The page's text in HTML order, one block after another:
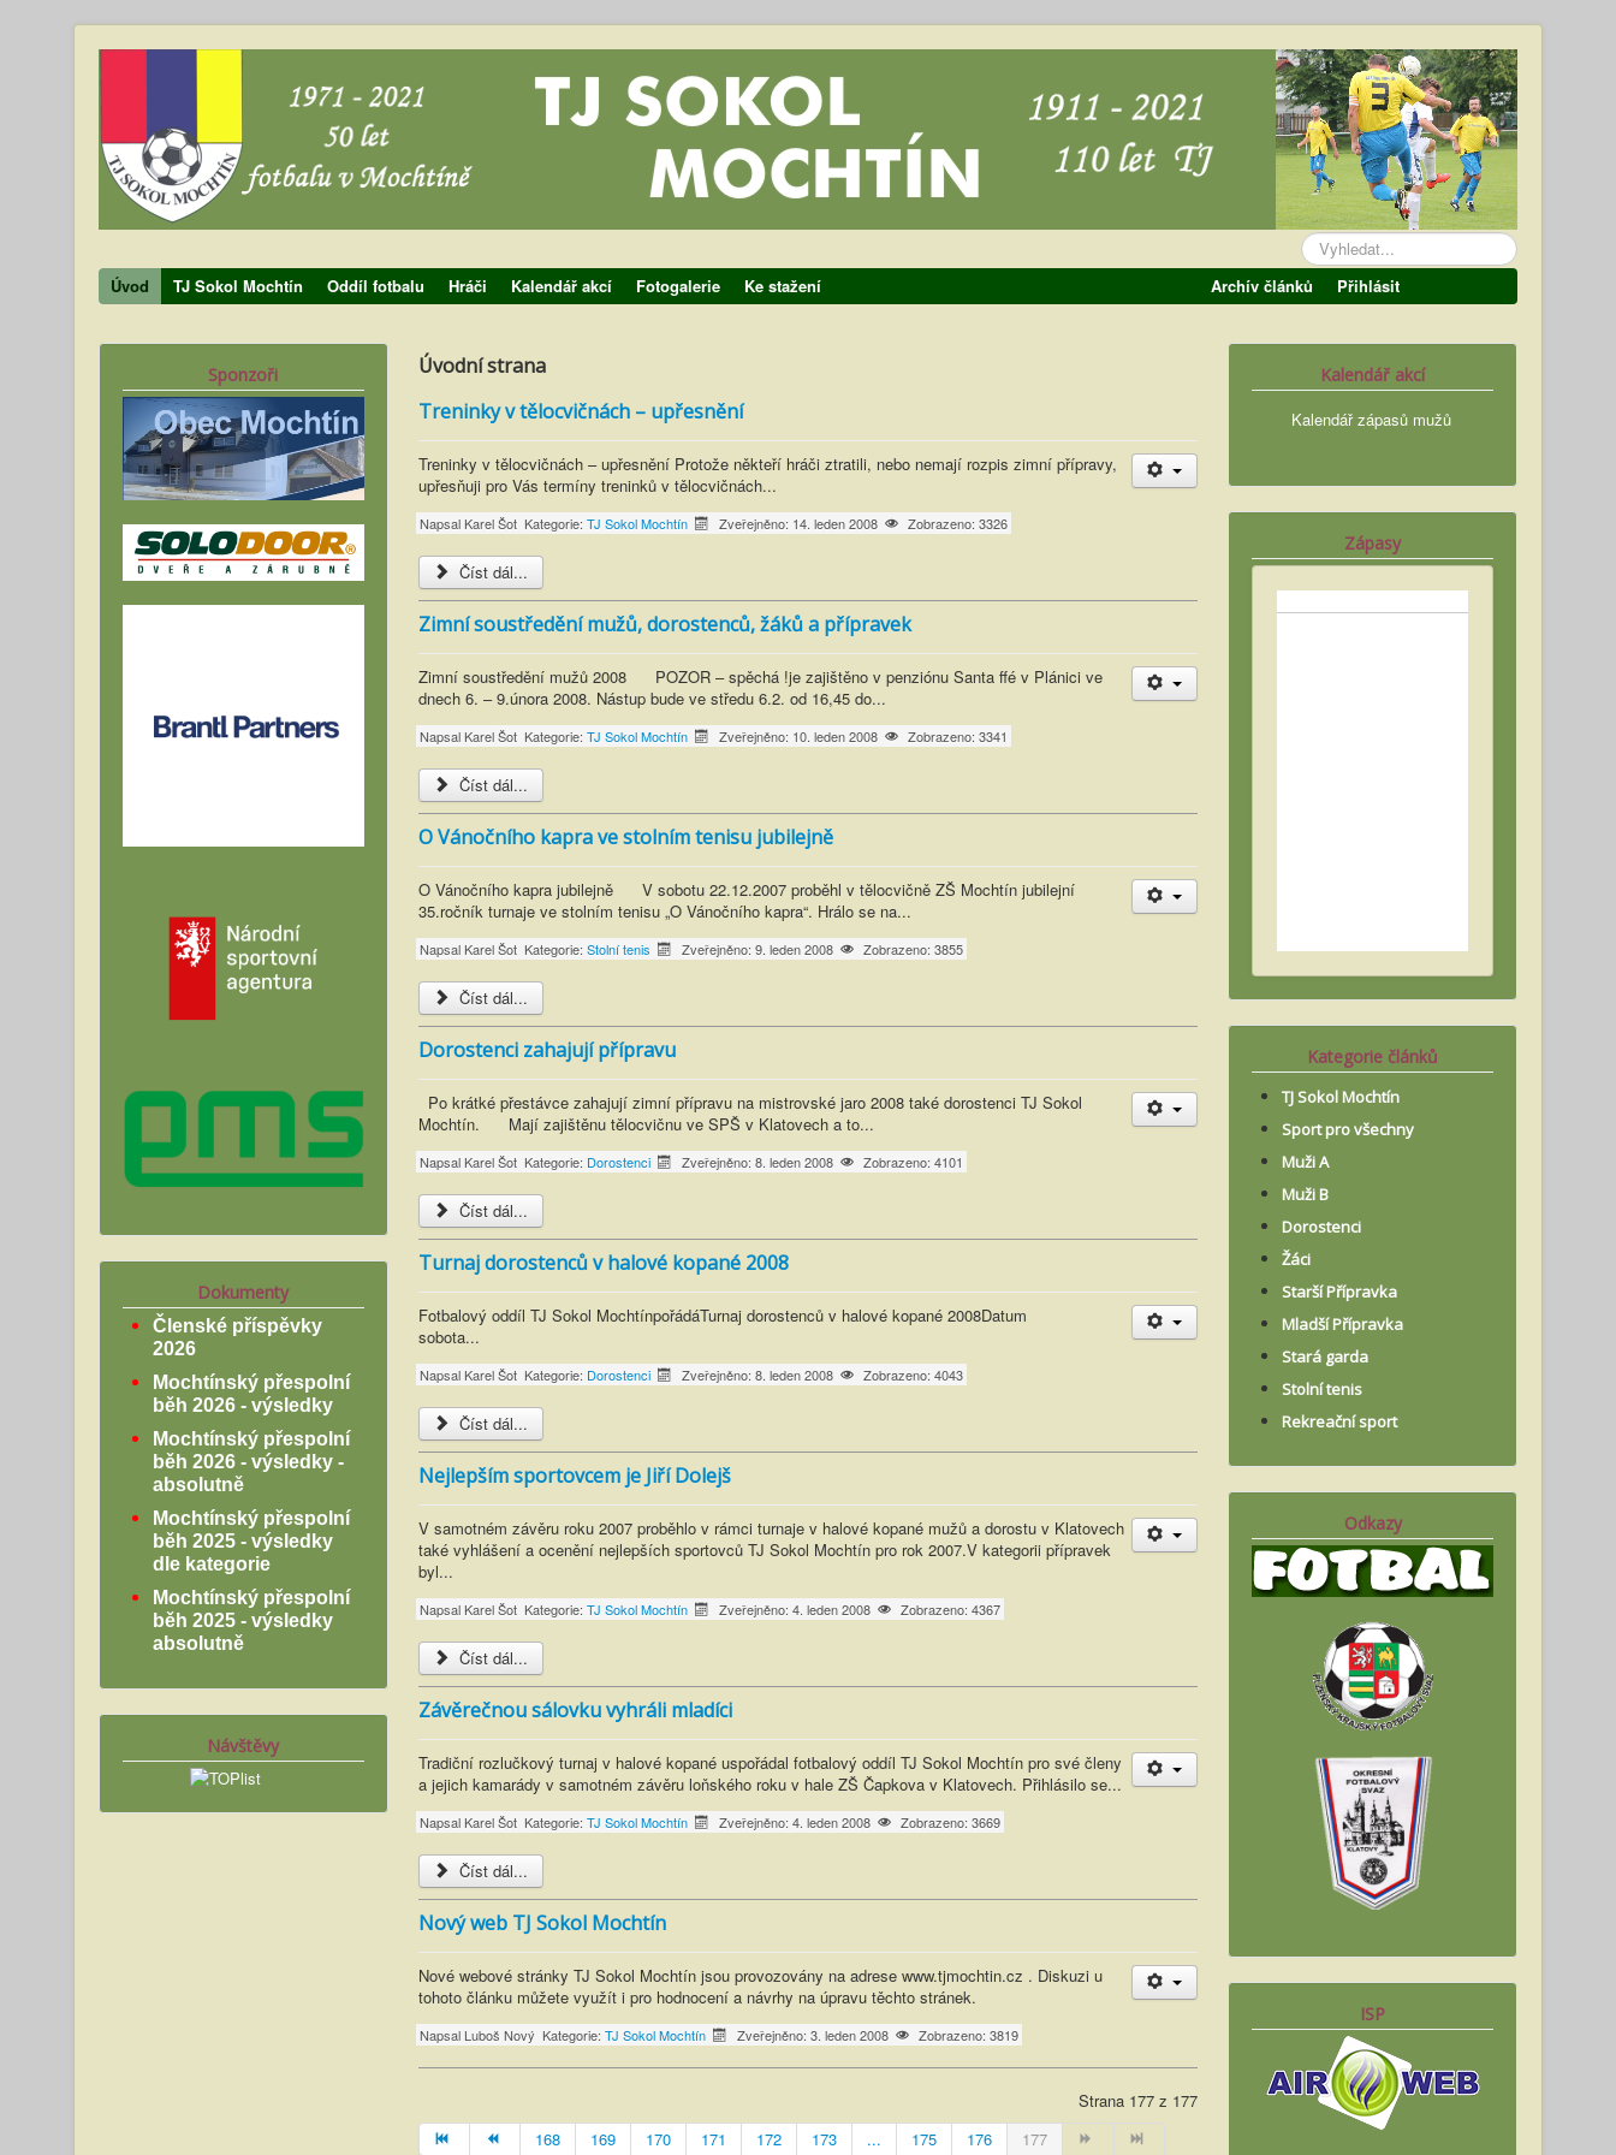
Vyhledávání...
Úvod
TJ Sokol Mochtín Oddíl fotbalu Hráči Kalendář akcí Fotogalerie Ke stažení Archív článků Přihlásit
Sponzoři
Dokumenty
Členské příspěvky
2026
Mochtínský přespolní
běh 2026 - výsledky
Mochtínský přespolní
běh 2026 - výsledky -
absolutně
Mochtínský přespolní
běh 2025 - výsledky
dle kategorie
Mochtínský přespolní
běh 2025 - výsledky
absolutně
Návštěvy
Úvodní strana
Treninky v tělocvičnách – upřesnění
Treninky v tělocvičnách – upřesnění Protože někteří hráči ztratili, nebo nemají rozpis zimní přípravy,
upřesňuji pro Vás termíny treninků v tělocvičnách...
Napsal Karel Šot Kategorie: TJ Sokol Mochtín Zveřejněno: 14. leden 2008 Zobrazeno: 3326
Číst dál...
Zimní soustředění mužů, dorostenců, žáků a přípravek
Zimní soustředění mužů 2008 POZOR – spěchá !je zajištěno v penziónu Santa ffé v Plánici ve
dnech 6. – 9.února 2008. Nástup bude ve středu 6.2. od 16,45 do...
Napsal Karel Šot Kategorie: TJ Sokol Mochtín Zveřejněno: 10. leden 2008 Zobrazeno: 3341
Číst dál...
O Vánočního kapra ve stolním tenisu jubilejně
O Vánočního kapra jubilejně V sobotu 22.12.2007 proběhl v tělocvičně ZŠ Mochtín jubilejní
35.ročník turnaje ve stolním tenisu „O Vánočního kapra“. Hrálo se na...
Napsal Karel Šot Kategorie: Stolní tenis Zveřejněno: 9. leden 2008 Zobrazeno: 3855
Číst dál...
Dorostenci zahajují přípravu
Po krátké přestávce zahajují zimní přípravu na mistrovské jaro 2008 také dorostenci TJ Sokol
Mochtín. Mají zajištěnu tělocvičnu ve SPŠ v Klatovech a to...
Napsal Karel Šot Kategorie: Dorostenci Zveřejněno: 8. leden 2008 Zobrazeno: 4101
Číst dál...
Turnaj dorostenců v halové kopané 2008
Fotbalový oddíl TJ Sokol MochtínpořádáTurnaj dorostenců v halové kopané 2008Datum
sobota...
Napsal Karel Šot Kategorie: Dorostenci Zveřejněno: 8. leden 2008 Zobrazeno: 4043
Číst dál...
Nejlepším sportovcem je Jiří Dolejš
V samotném závěru roku 2007 proběhlo v rámci turnaje v halové kopané mužů a dorostu v Klatovech
také vyhlášení a ocenění nejlepších sportovců TJ Sokol Mochtín pro rok 2007.V kategorii přípravek
byl...
Napsal Karel Šot Kategorie: TJ Sokol Mochtín Zveřejněno: 4. leden 2008 Zobrazeno: 4367
Číst dál...
Závěrečnou sálovku vyhráli mladíci
Tradiční rozlučkový turnaj v halové kopané uspořádal fotbalový oddíl TJ Sokol Mochtín pro své členy
a jejich kamarády v samotném závěru loňského roku v hale ZŠ Čapkova v Klatovech. Přihlásilo se...
Napsal Karel Šot Kategorie: TJ Sokol Mochtín Zveřejněno: 4. leden 2008 Zobrazeno: 3669
Číst dál...
Nový web TJ Sokol Mochtín
Nové webové stránky TJ Sokol Mochtín jsou provozovány na adrese www.tjmochtin.cz . Diskuzi u
tohoto článku můžete využít i pro hodnocení a návrhy na úpravu těchto stránek.
Napsal Luboš Nový Kategorie: TJ Sokol Mochtín Zveřejněno: 3. leden 2008 Zobrazeno: 3819
Strana 177 z 177
168
169 170 171 172 173 ... 175 176 177
Kalendář akcí
Kalendář zápasů mužů
Zápasy
Kategorie článků
TJ Sokol Mochtín
Sport pro všechny
Muži A
Muži B
Dorostenci
Žáci
Starší Přípravka
Mladší Přípravka
Stará garda
Stolní tenis
Rekreační sport
Odkazy
ISP